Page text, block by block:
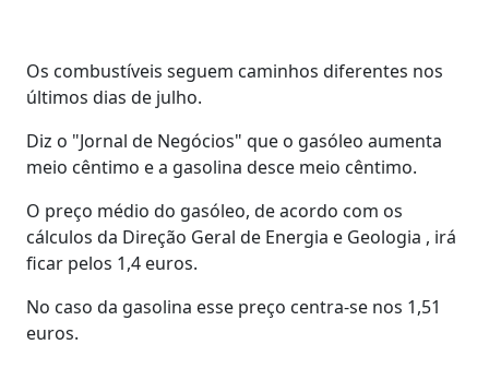
Os combustíveis seguem caminhos diferentes nos
últimos dias de julho.
Diz o "Jornal de Negócios" que o gasóleo aumenta
meio cêntimo e a gasolina desce meio cêntimo.
O preço médio do gasóleo, de acordo com os
cálculos da Direção Geral de Energia e Geologia , irá
ficar pelos 1,4 euros.
No caso da gasolina esse preço centra-se nos 1,51
euros.